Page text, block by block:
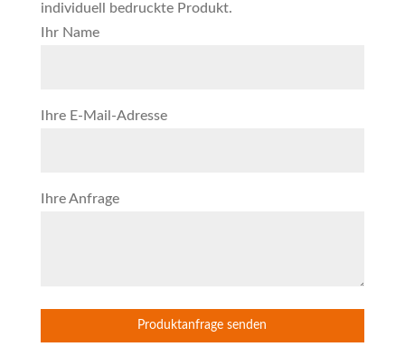
individuell bedruckte Produkt.
Ihr Name
Ihre E-Mail-Adresse
Ihre Anfrage